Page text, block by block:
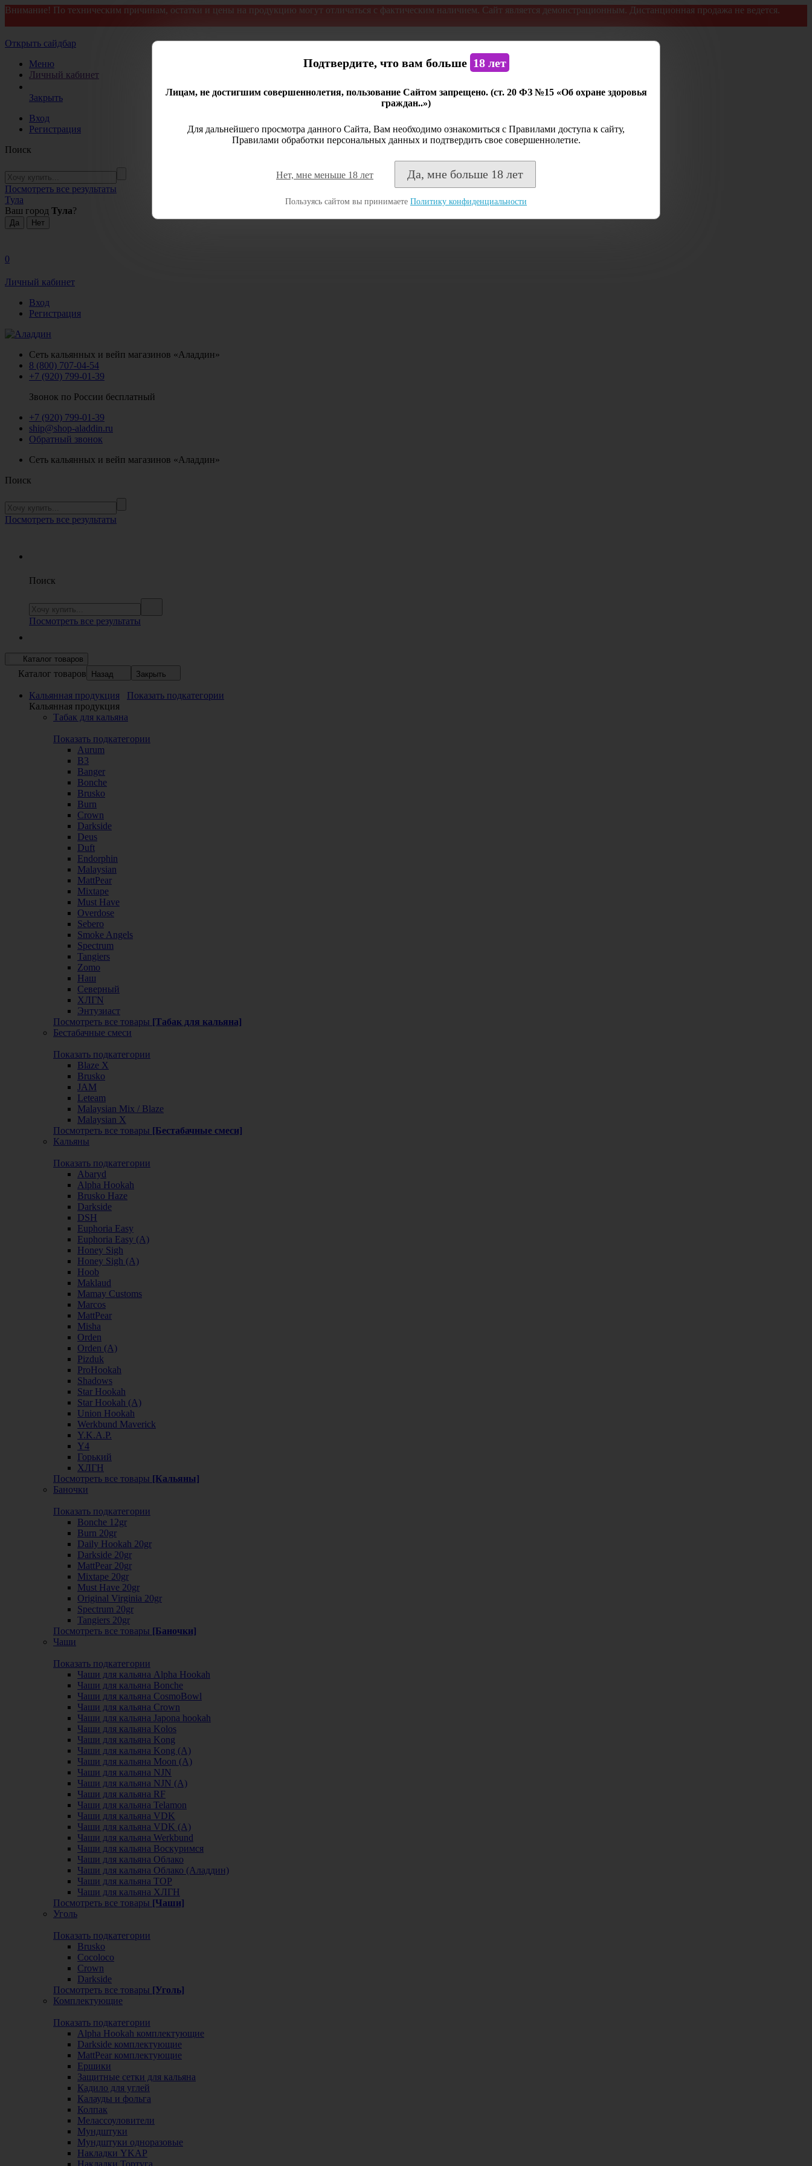
Внимание! По техническим причинам, остатки и цены на продукцию могут отличаться с фактическим наличием. Сайт является демонстрационным. Дистанционная продажа не ведется.
Открыть сайдбар
Меню
Личный кабинет
Закрыть
Вход
Регистрация
Поиск
Посмотреть все результаты
Тула
Ваш город Тула?
0
Личный кабинет
Вход
Регистрация
Сеть кальянных и вейп магазинов «Аладдин»
8 (800) 707-04-54
+7 (920) 799-01-39
Звонок по России бесплатный
+7 (920) 799-01-39
ship@shop-aladdin.ru
Обратный звонок
Сеть кальянных и вейп магазинов «Аладдин»
Поиск
Посмотреть все результаты
Поиск
Посмотреть все результаты
Каталог товаров
Каталог товаров Назад Закрыть
Кальянная продукция
Показать подкатегории
Кальянная продукция
Табак для кальяна
Показать подкатегории
Aurum
B3
Banger
Bonche
Brusko
Burn
Crown
Darkside
Deus
Duft
Endorphin
Malaysian
MattPear
Mixtape
Must Have
Overdose
Sebero
Smoke Angels
Spectrum
Tangiers
Zomo
Наш
Северный
ХЛГN
Энтузиаст
Посмотреть все товары [Табак для кальяна]
Бестабачные смеси
Показать подкатегории
Blaze X
Brusko
JAM
Leteam
Malaysian Mix / Blaze
Malaysian X
Посмотреть все товары [Бестабачные смеси]
Кальяны
Показать подкатегории
Abaryd
Alpha Hookah
Brusko Haze
Darkside
DSH
Euphoria Easy
Euphoria Easy (А)
Honey Sigh
Honey Sigh (А)
Hoob
Maklaud
Mamay Customs
Marcos
MattPear
Misha
Orden
Orden (А)
Pizduk
ProHookah
Shadows
Star Hookah
Star Hookah (А)
Union Hookah
Werkbund Maverick
Y.K.A.P.
Y4
Горький
ХЛГН
Посмотреть все товары [Кальяны]
Баночки
Показать подкатегории
Bonche 12gr
Burn 20gr
Daily Hookah 20gr
Darkside 20gr
MattPear 20gr
Mixtape 20gr
Must Have 20gr
Original Virginia 20gr
Spectrum 20gr
Tangiers 20gr
Посмотреть все товары [Баночки]
Чаши
Показать подкатегории
Чаши для кальяна Alpha Hookah
Чаши для кальяна Bonche
Чаши для кальяна CosmoBowl
Чаши для кальяна Crown
Чаши для кальяна Japona hookah
Чаши для кальяна Kolos
Чаши для кальяна Kong
Чаши для кальяна Kong (A)
Чаши для кальяна Moon (А)
Чаши для кальяна NJN
Чаши для кальяна NJN (А)
Чаши для кальяна RF
Чаши для кальяна Telamon
Чаши для кальяна VDK
Чаши для кальяна VDK (А)
Чаши для кальяна Werkbund
Чаши для кальяна Воскуримся
Чаши для кальяна Облако
Чаши для кальяна Облако (Аладдин)
Чаши для кальяна ТОР
Чаши для кальяна ХЛГН
Посмотреть все товары [Чаши]
Уголь
Показать подкатегории
Brusko
Cocoloco
Crown
Darkside
Посмотреть все товары [Уголь]
Комплектующие
Показать подкатегории
Alpha Hookah комплектующие
Darkside комплектующие
MattPear комплектующие
Ершики
Защитные сетки для кальяна
Кадило для углей
Калауды и фольга
Колпак
Мелассоуловители
Мундштуки
Мундштуки одноразовые
Накладки YKAP
Накладки Тортуга
Подтвердите, что вам больше 18 лет
Лицам, не достигшим совершеннолетия, пользование Сайтом запрещено. (ст. 20 ФЗ №15 «Об охране здоровья
граждан..»)
Для дальнейшего просмотра данного Сайта, Вам необходимо ознакомиться с Правилами доступа к сайту,
Правилами обработки персональных данных и подтвердить свое совершеннолетие.
Нет, мне меньше 18 лет Да, мне больше 18 лет
Пользуясь сайтом вы принимаете Политику конфиденциальности